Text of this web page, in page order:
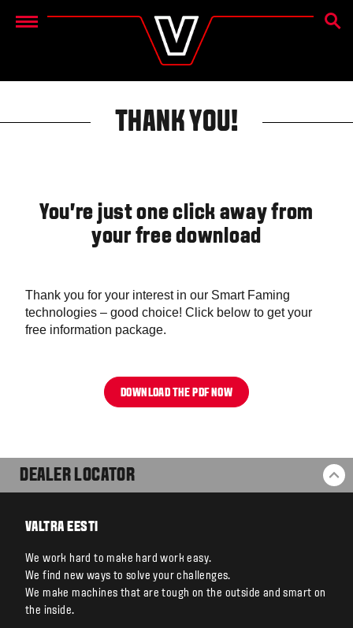
Menu
THANK YOU!
You're just one click away from
your free download
Thank you for your interest in our Smart Faming
technologies – good choice! Click below to get your
free information package.
DOWNLOAD THE PDF NOW
DEALER LOCATOR
VALTRA EESTI
We work hard to make hard work easy.
We find new ways to solve your challenges.
We make machines that are tough on the outside and smart on
the inside.